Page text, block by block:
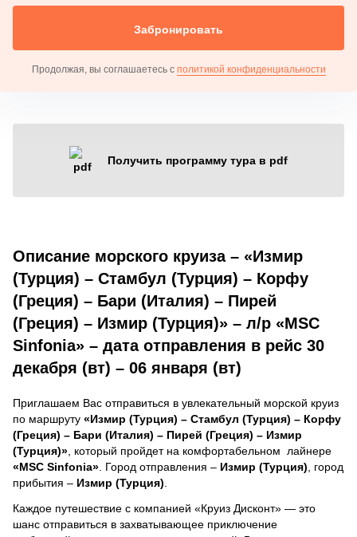
Забронировать
Продолжая, вы соглашаетесь с политикой конфиденциальности
Получить программу тура в pdf
Описание морского круиза – «Измир
(Турция) – Стамбул (Турция) – Корфу
(Греция) – Бари (Италия) – Пирей
(Греция) – Измир (Турция)» – л/р «MSC
Sinfonia» – дата отправления в рейс 30
декабря (вт) – 06 января (вт)
Приглашаем Вас отправиться в увлекательный морской круиз
по маршруту «Измир (Турция) – Стамбул (Турция) – Корфу
(Греция) – Бари (Италия) – Пирей (Греция) – Измир
(Турция)» , который пройдет на комфортабельном лайнере
«MSC Sinfonia» . Город отправления – Измир (Турция) , город
прибытия – Измир (Турция)
Каждое путешествие с компанией «Круиз Дисконт» — это
шанс отправиться в захватывающее приключение